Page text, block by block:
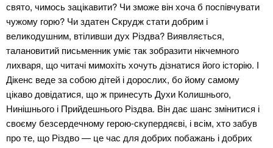
свято, чимось зацікавити? Чи зможе він хоча б поспівчувати
чужому горю? Чи здатен Скрудж стати добрим і
великодушним, втіливши дух Різдва? Виявляється,
талановитий письменник уміє так зобразити нікчемного
лихваря, що читачі мимохіть хочуть дізнатися його історію. І
Дікенс веде за собою дітей і дорослих, бо йому самому
цікаво довідатися, що ж принесуть Духи Колишнього,
Нинішнього і Прийдешнього Різдва. Він дає шанс змінитися і
своєму безсердечному герою-скупердяєві, і всім, хто забув
про те, що Різдво — це час для добрих побажань і добрих